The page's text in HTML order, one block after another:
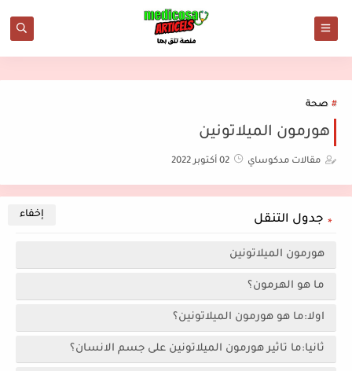
صحة
هورمون الميلاتونين
مقالات مدكوساي 02 أكتوبر 2022
جدول التنقل
هورمون الميلاتونين
ما هو الهرمون؟
اولا:ما هو هورمون الميلاتونين؟
ثانيا:ما تاثير هورمون الميلاتونين على جسم الانسان؟